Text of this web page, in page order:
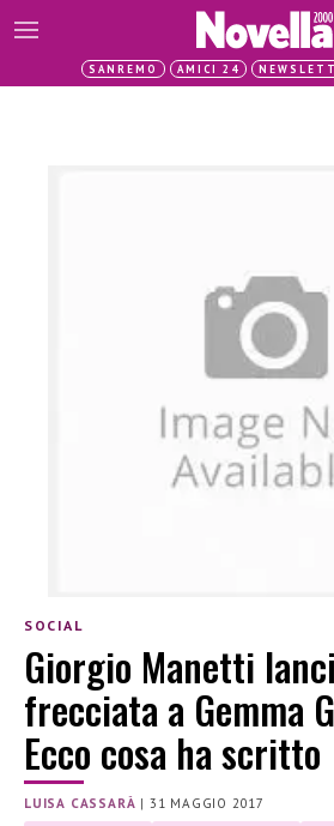
SANREMO AMICI 24
SOCIAL
Giorgio Manetti
frecciata a Gemma
Ecco cosa ha scritto
LUISA CASSARÀ | 31 MAGGIO 2017